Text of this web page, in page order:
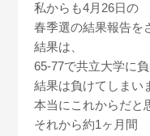
私からも4月26日の
春季選の結果報告を
結果は、
65-77で共立大学に負
結果は負けてしまい
本当にこれからだと
それから約1ヶ月間